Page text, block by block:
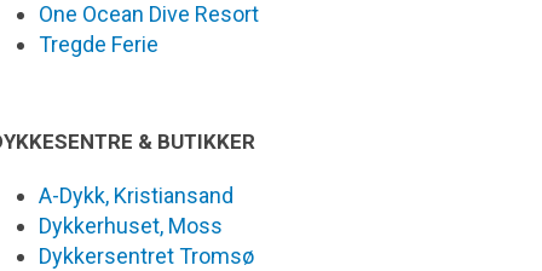
One Ocean Dive Resort
Tregde Ferie
& BUTIKKER
A-Dykk, Kristiansand
Dykkerhuset, Moss
Dykkersentret Tromsø